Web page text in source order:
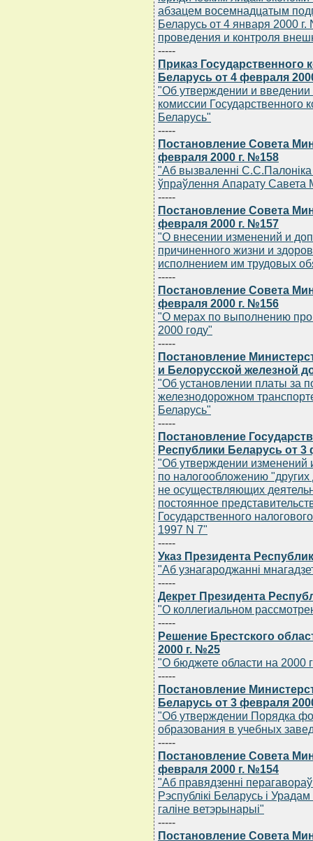
абзацем восемнадцатым
Беларусь от 4 января 2000
проведения и контроля
-----
Приказ Государственного
Беларусь от 4 февраля
"Об утверждении и
комиссии Государственного
Беларусь"
-----
Постановление Совета
февраля 2000 г. №158
"Аб вызваленнi С.С.Палонiка
ўпраўлення Апарату Савета
-----
Постановление Совета
февраля 2000 г. №157
"О внесении изменений и
причиненного жизни и
исполнением им трудовых
-----
Постановление Совета
февраля 2000 г. №156
"О мерах по выполнению
2000 году"
-----
Постановление
и Белорусской железной
"Об установлении платы за
железнодорожном
Беларусь"
-----
Постановление
Республики Беларусь от 3
"Об утверждении изменений
по налогообложению
не осуществляющих
постоянное
Государственного
1997 N 7"
-----
Указ Президента
"Аб узнагароджаннi
-----
Декрет Президента
"О коллегиальном
-----
Решение Брестского
2000 г. №25
"О бюджете области на 2000
-----
Постановление
Беларусь от 3 февраля
"Об утверждении Порядка
образования в учебных
-----
Постановление Совета
февраля 2000 г. №154
"Аб правядзеннi
Рэспублiкi Беларусь i
галiне ветэрынарыi"
-----
Постановление Совета